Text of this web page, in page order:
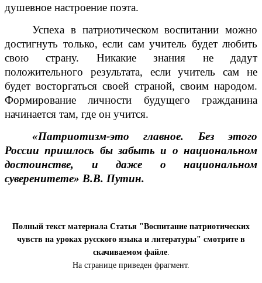
душевное настроение поэта.
Успеха в патриотическом воспитании можно
достигнуть только, если сам учитель будет любить
свою страну. Никакие знания не дадут
положительного результата, если учитель сам не
будет восторгаться своей страной, своим народом.
Формирование личности будущего гражданина
начинается там, где он учится.
«Патриотизм-это главное. Без этого
России пришлось бы забыть и о национальном
достоинстве, и даже о национальном
суверенитете» В.В. Путин.
Полный текст материала Статья "Воспитание патриотических
чувств на уроках русского языка и литературы" смотрите в
скачиваемом файле.
На странице приведен фрагмент.